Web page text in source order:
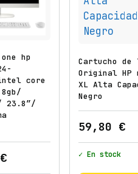
hp
core
23.8″/
€
Cartucho de
Original HP
XL Alta
Negro
59,80 €
✓ En stock